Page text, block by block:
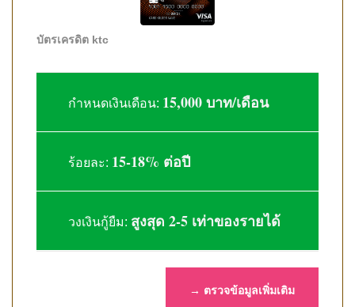
บัตรเครดิต ktc
กำหนดเงินเดือน: 15,000 บาท/เดือน
ร้อยละ: 15-18% ต่อปี
วงเงินกู้ยืม: สูงสุด 2-5 เท่าของรายได้
→ ตรวจข้อมูลเพิ่มเติม